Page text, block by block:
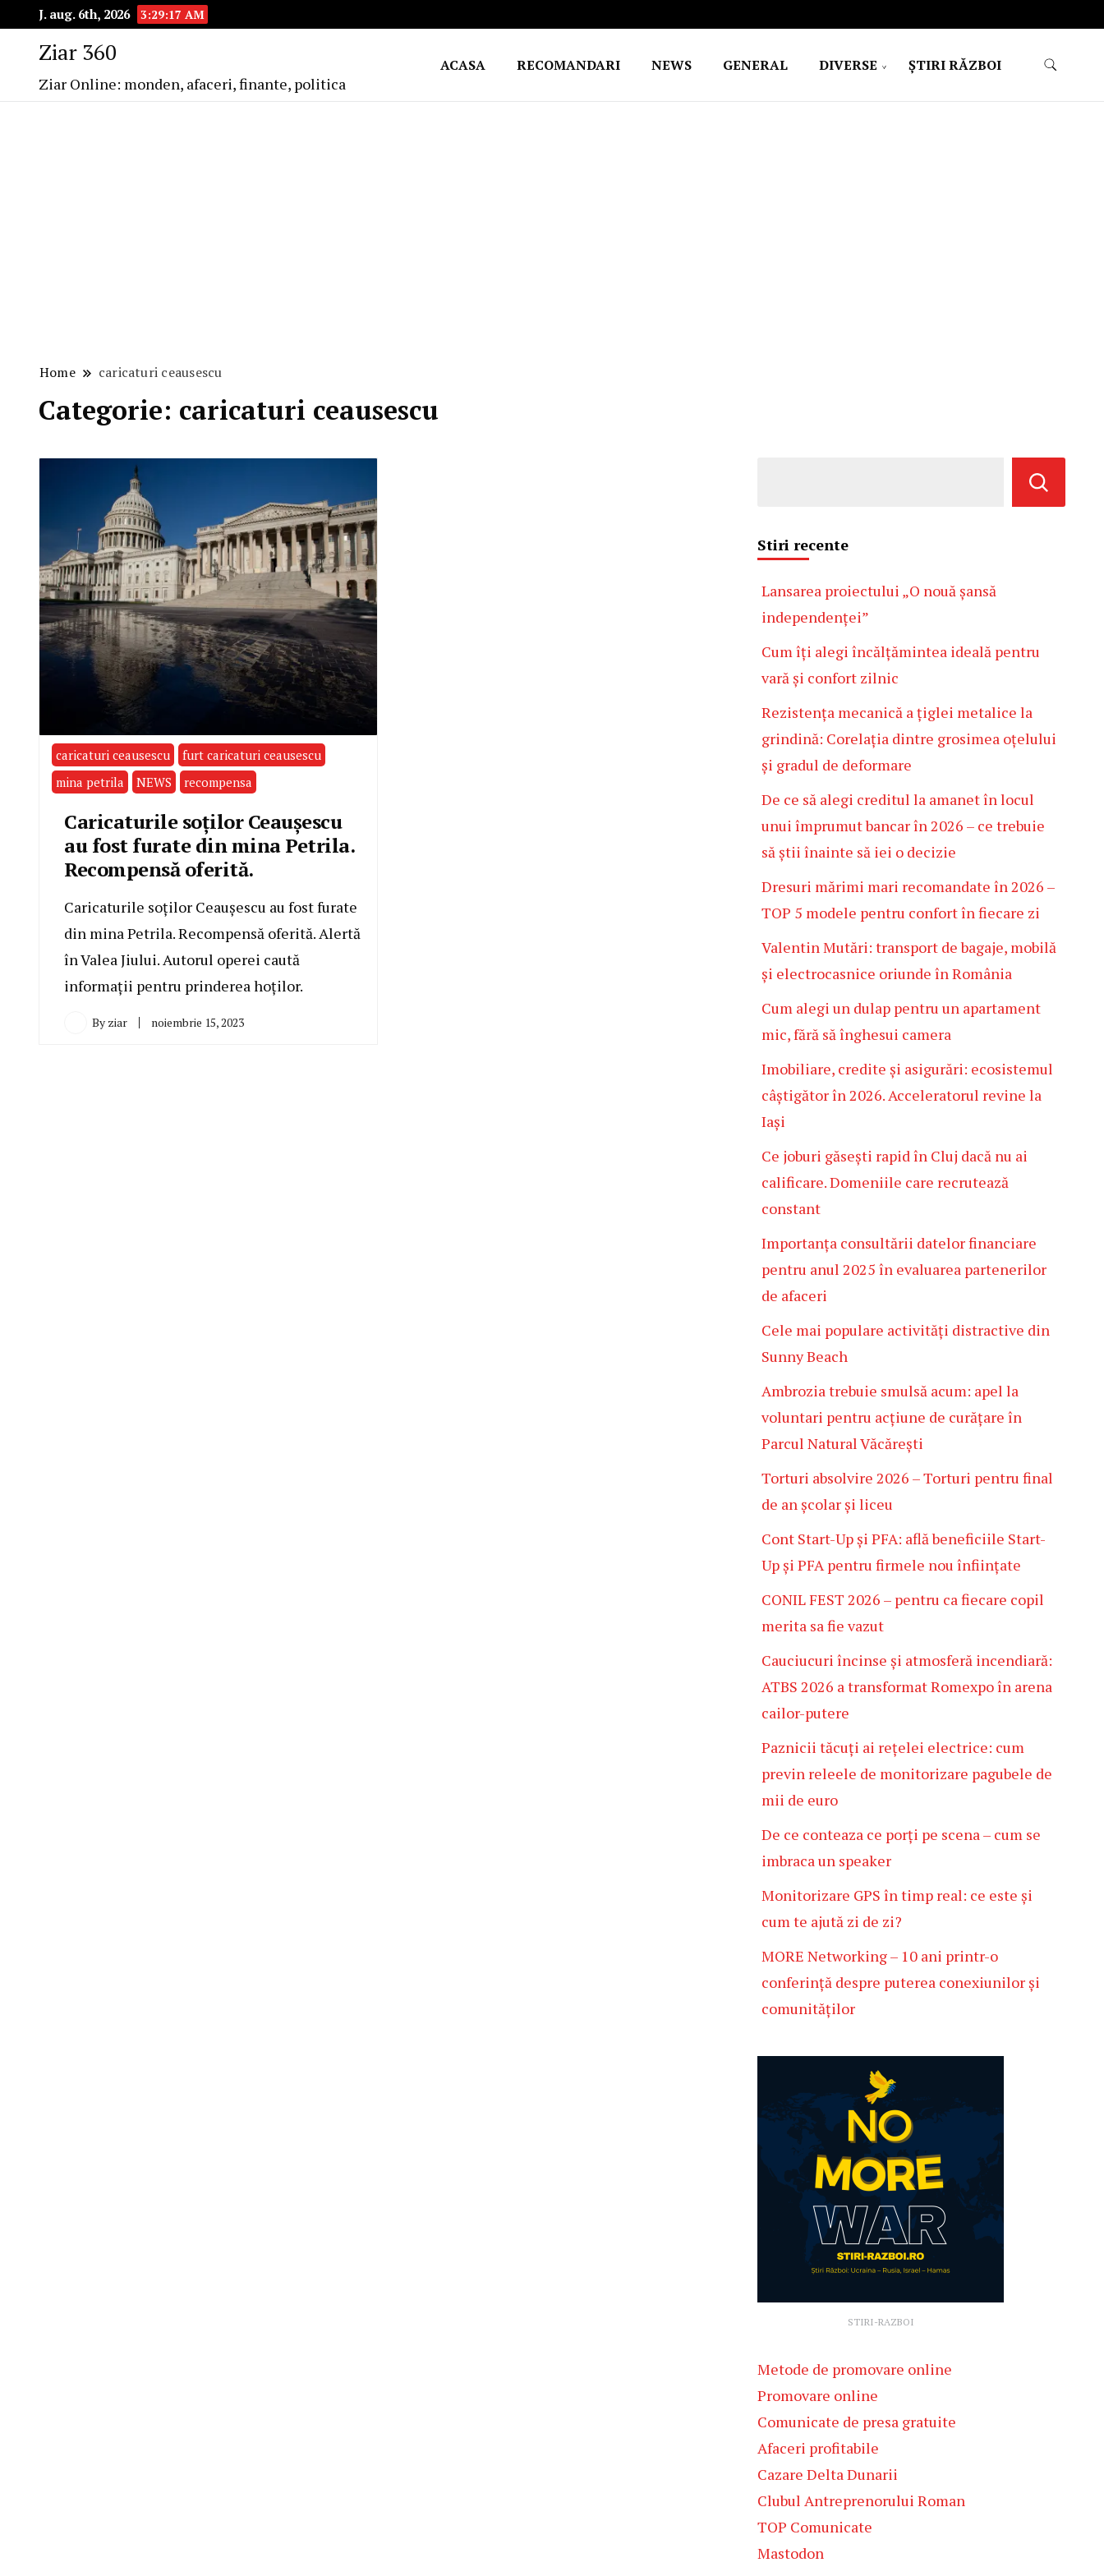
J. aug. 6th, 2026 3:29:18 AM
Ziar 360
Ziar Online: monden, afaceri, finante, politica
ACASA RECOMANDARI NEWS GENERAL DIVERSE ŞTIRI RĂZBOI
Home caricaturi ceausescu
Categorie: caricaturi ceausescu
caricaturi ceausescu
furt caricaturi ceausescu
mina petrila
NEWS recompensa
Caricaturile soților Ceaușescu
au fost furate din mina Petrila.
Recompensă oferită.
Caricaturile soților Ceaușescu au fost furate
din mina Petrila. Recompensă oferită. Alertă
în Valea Jiului. Autorul operei caută
informații pentru prinderea hoților.
By ziar noiembrie 15, 2023
Stiri recente
Lansarea proiectului „O nouă șansă
independenței”
Cum îți alegi încălțămintea ideală pentru
vară și confort zilnic
Rezistența mecanică a țiglei metalice la
grindină: Corelația dintre grosimea oțelului
și gradul de deformare
De ce să alegi creditul la amanet în locul
unui împrumut bancar în 2026 – ce trebuie
să știi înainte să iei o decizie
Dresuri mărimi mari recomandate în 2026 –
TOP 5 modele pentru confort în fiecare zi
Valentin Mutări: transport de bagaje, mobilă
și electrocasnice oriunde în România
Cum alegi un dulap pentru un apartament
mic, fără să înghesui camera
Imobiliare, credite și asigurări: ecosistemul
câștigător în 2026. Acceleratorul revine la
Iași
Ce joburi găsești rapid în Cluj dacă nu ai
calificare. Domeniile care recrutează
constant
Importanța consultării datelor financiare
pentru anul 2025 în evaluarea partenerilor
de afaceri
Cele mai populare activități distractive din
Sunny Beach
Ambrozia trebuie smulsă acum: apel la
voluntari pentru acțiune de curățare în
Parcul Natural Văcărești
Torturi absolvire 2026 – Torturi pentru final
de an școlar și liceu
Cont Start-Up și PFA: află beneficiile Start-
Up și PFA pentru firmele nou înființate
CONIL FEST 2026 – pentru ca fiecare copil
merita sa fie vazut
Cauciucuri încinse și atmosferă incendiară:
ATBS 2026 a transformat Romexpo în arena
cailor-putere
Paznicii tăcuți ai rețelei electrice: cum
previn releele de monitorizare pagubele de
mii de euro
De ce conteaza ce porți pe scena – cum se
imbraca un speaker
Monitorizare GPS în timp real: ce este și
cum te ajută zi de zi?
MORE Networking – 10 ani printr-o
conferință despre puterea conexiunilor și
comunităților
STIRI-RAZBOI
Metode de promovare online
Promovare online
Comunicate de presa gratuite
Afaceri profitabile
Cazare Delta Dunarii
Clubul Antreprenorului Roman
TOP Comunicate
Mastodon